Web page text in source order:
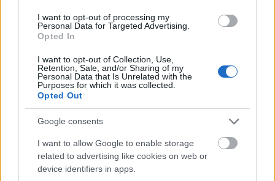
I want to opt-out of processing my
Personal Data for Targeted Advertising.
Opted In
I want to opt-out of Collection, Use,
Retention, Sale, and/or Sharing of my
Personal Data that Is Unrelated with the
Purposes for which it was collected.
Opted Out
Google consents
I want to allow Google to enable storage
related to advertising like cookies on web or
device identifiers in apps.
más recomendables para la nueva
temporada 25/26? Te traemos un
funcionan las valoraciones en esta
posición y los defensores con
mejor proyección de puntos.
Tajon Buchanan (Villarreal, centrocampista,
1.600.000)
El Villarreal ha incorporado en propiedad a Tajon